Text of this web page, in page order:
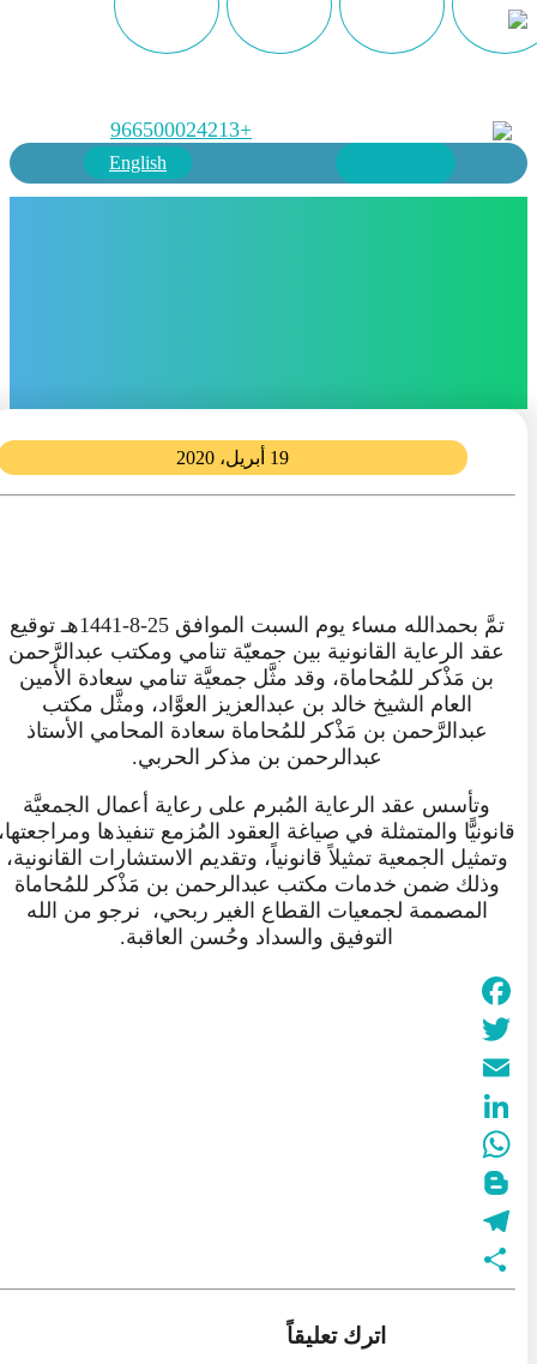
+966500024213
English
19 أبريل، 2020
تمَّ بحمدالله مساء يوم السبت الموافق 25-8-1441هـ توقيع
عقد الرعاية القانونية بين جمعيّة تنامي ومكتب عبدالرَّحمن
بن مَذْكر للمُحاماة، وقد مثَّل جمعيَّة تنامي سعادة الأمين
العام الشيخ خالد بن عبدالعزيز العوَّاد، ومثَّل مكتب
عبدالرَّحمن بن مَذْكر للمُحاماة سعادة المحامي الأستاذ
عبدالرحمن بن مذكر الحربي.
وتأسس عقد الرعاية المُبرم على رعاية أعمال الجمعيَّة
قانونيًّا والمتمثلة في صياغة العقود المُزمع تنفيذها
وتمثيل الجمعية تمثيلاً قانونياً، وتقديم الاستشارات القانونية،
وذلك ضمن خدمات مكتب عبدالرحمن بن مَذْكر للمُحاماة
المصممة لجمعيات القطاع الغير ربحي، نرجو من الله
التوفيق والسداد وحُسن العاقبة.
اترك تعليقاً